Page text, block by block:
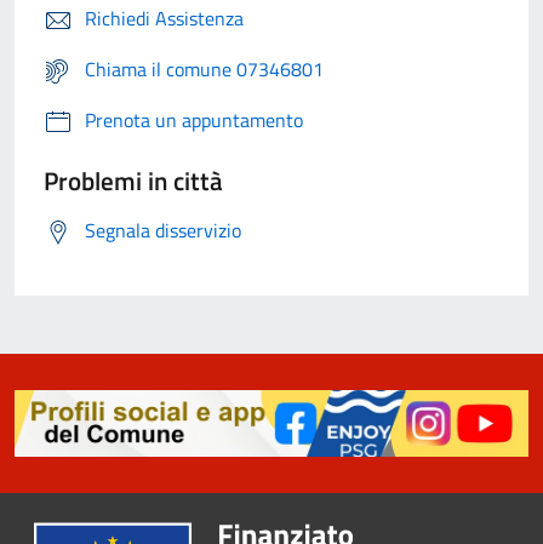
Richiedi Assistenza
Chiama il comune 07346801
Prenota un appuntamento
Problemi in città
Segnala disservizio